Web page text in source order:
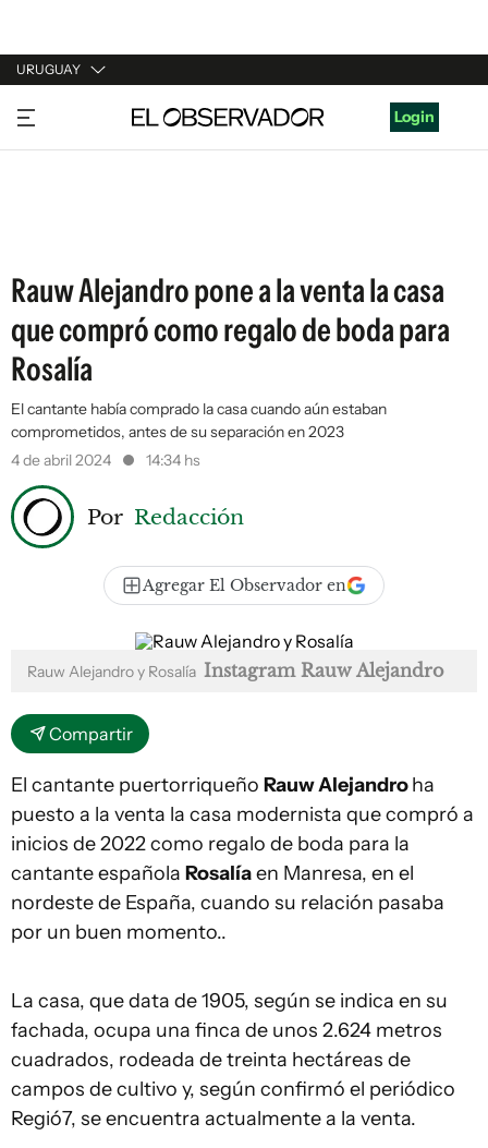
URUGUAY
URUGUAY
ARGENTINA
Login
Rauw Alejandro pone a la venta la casa
que compró como regalo de boda para
Rosalía
El cantante había comprado la casa cuando aún estaban
comprometidos, antes de su separación en 2023
4 de abril 2024
14:34 hs
Por Redacción
Agregar El Observador en
Rauw Alejandro y Rosalía Instagram Rauw Alejandro
Compartir
El cantante puertorriqueño Rauw Alejandroha
puesto a la venta la casa modernista que compró a
inicios de 2022 como regalo de boda para la
cantante española Rosalíaen Manresa, en el
nordeste de España, cuando su relación pasaba
por un buen momento..
La casa, que data de 1905, según se indica en su
fachada, ocupa una finca de unos 2.624 metros
cuadrados, rodeada de treinta hectáreas de
campos de cultivo y, según confirmó el periódico
Regió7, se encuentra actualmente a la venta.